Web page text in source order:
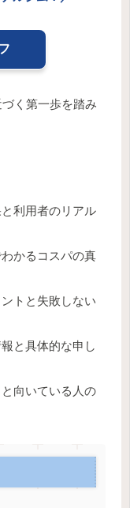
く第一歩を踏み
利用者のリアル
かるコスパの真
トと失敗しない
と具体的な申し
向いている人の